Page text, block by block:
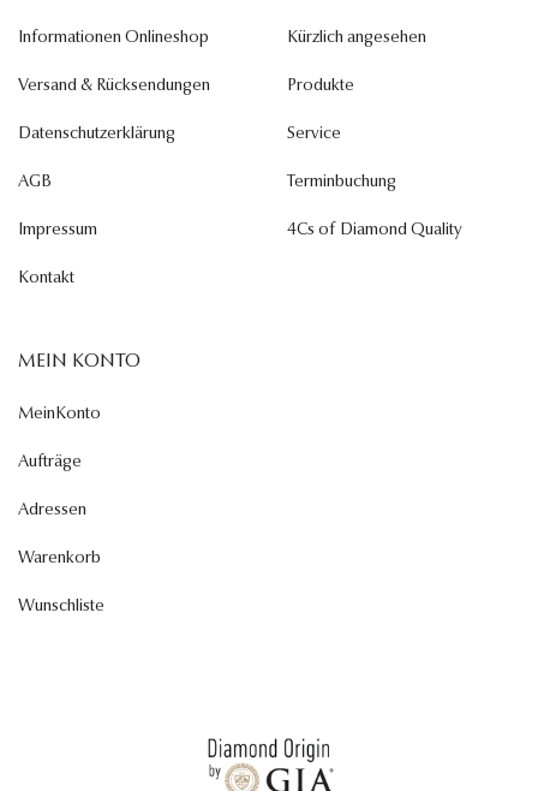
Informationen Onlineshop
Versand & Rücksendungen
Datenschutzerklärung
AGB
Impressum
Kontakt
Kürzlich angesehen
Produkte
Service
Terminbuchung
4Cs of Diamond Quality
MEIN KONTO
MeinKonto
Aufträge
Adressen
Warenkorb
Wunschliste